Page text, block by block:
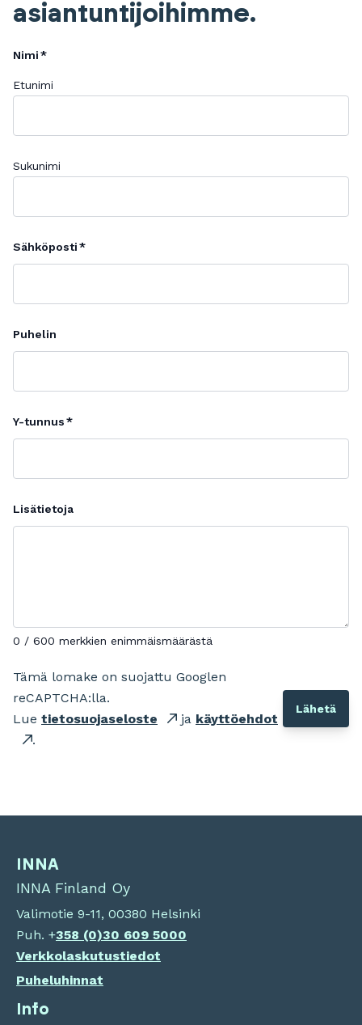
asiantuntijoihimme.
Nimi
Etunimi
Sukunimi
Sähköposti
Puhelin
Y-tunnus
Lisätietoja
0 / 600 merkkien enimmäismäärästä
Tämä lomake on suojattu Googlen
reCAPTCHA:lla.
Lue tietosuojaseloste ja käyttöehdot
.
INNA
INNA Finland Oy
Valimotie 9-11, 00380 Helsinki
Puh. +358 (0)30 609 5000
Verkkolaskutustiedot
Puheluhinnat
Info